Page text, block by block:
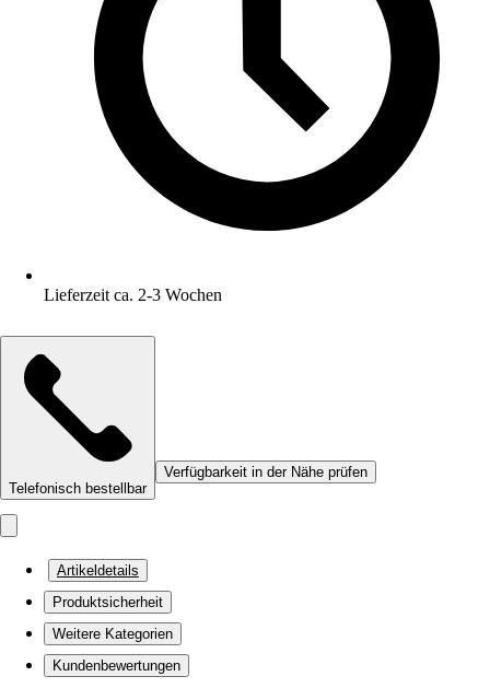
Lieferzeit ca. 2-3 Wochen
Telefonisch bestellbar
Verfügbarkeit in der Nähe prüfen
Artikeldetails
Produktsicherheit
Weitere Kategorien
Kundenbewertungen